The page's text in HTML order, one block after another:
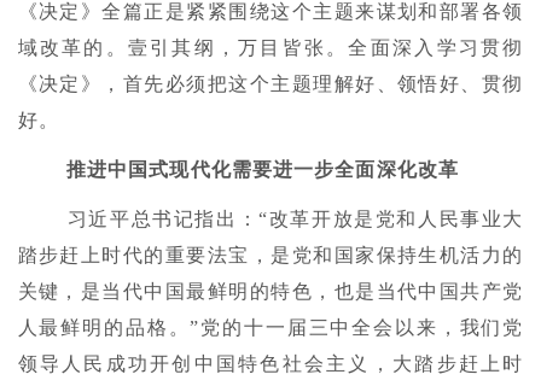
《决定》全篇正是紧紧围绕这个主题来谋划和部署各领
域改革的。壹引其纲，万目皆张。全面深入学习贯彻
《决定》，首先必须把这个主题理解好、领悟好、贯彻
好。
推进中国式现代化需要进一步全面深化改革
习近平总书记指出：“改革开放是党和人民事业大
踏步赶上时代的重要法宝，是党和国家保持生机活力的
关键，是当代中国最鲜明的特色，也是当代中国共产党
人最鲜明的品格。”党的十一届三中全会以来，我们党
领导人民成功开创中国特色社会主义，大踏步赶上时